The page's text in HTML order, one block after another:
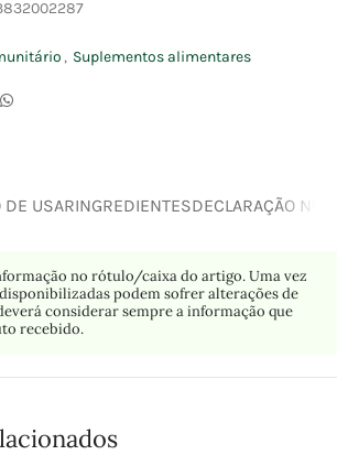
, Suplementos alimentares
DE USARINGREDIENTESDECLARAÇÃO
no rótulo/caixa do artigo. Uma vez
podem sofrer alterações de
considerar sempre a informação que
recebido.